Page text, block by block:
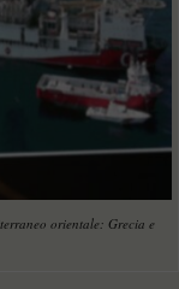
orientale: Grecia e